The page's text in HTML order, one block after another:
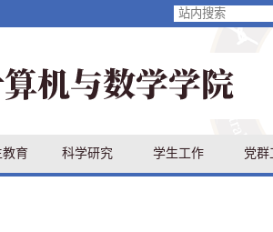
教育 科学研究 学生工作 党群